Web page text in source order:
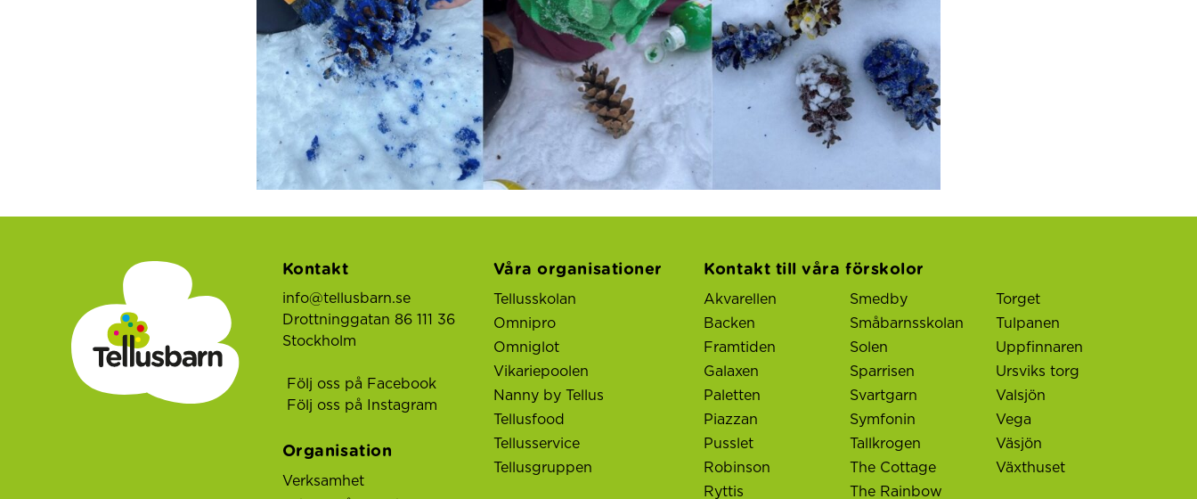
Kontakt
info@tellusbarn.se
Drottninggatan 86 111 36
Stockholm
Följ oss på Facebook
Följ oss på Instagram
Organisation
Verksamhet
Våra organisationer
Tellusskolan
Omnipro
Omniglot
Vikariepoolen
Nanny by Tellus
Tellusfood
Tellusservice
Tellusgruppen
Kontakt till våra förskolor
Akvarellen
Backen
Framtiden
Galaxen
Paletten
Piazzan
Pusslet
Robinson
Ryttis
Smedby
Småbarnsskolan
Solen
Sparrisen
Svartgarn
Symfonin
Tallkrogen
The Cottage
The Rainbow
Torget
Tulpanen
Uppfinnaren
Ursviks torg
Valsjön
Vega
Väsjön
Växthuset